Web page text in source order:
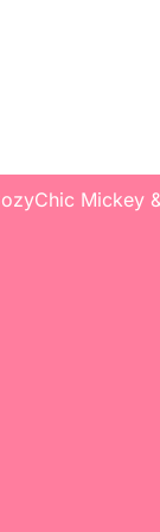
Mickey